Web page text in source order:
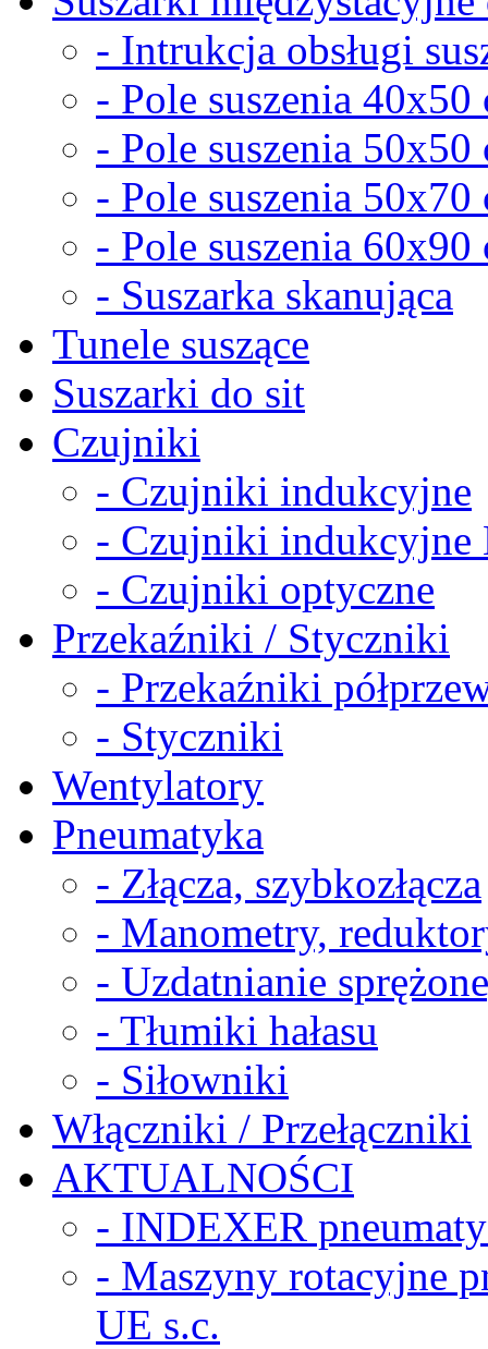
- Intrukcja obsługi
- Pole suszenia 40x50
- Pole suszenia 50x50
- Pole suszenia 50x70
- Pole suszenia 60x90
- Suszarka skanująca
Tunele suszące
Suszarki do sit
Czujniki
- Czujniki indukcyjne
- Czujniki indukcyjne
- Czujniki optyczne
Przekaźniki / Styczniki
- Przekaźniki
- Styczniki
Wentylatory
Pneumatyka
- Złącza, szybkozłącza
- Manometry,
- Uzdatnianie
- Tłumiki hałasu
- Siłowniki
Włączniki / Przełączniki
AKTUALNOŚCI
- INDEXER
- Maszyny rotacyjne
UE s.c.